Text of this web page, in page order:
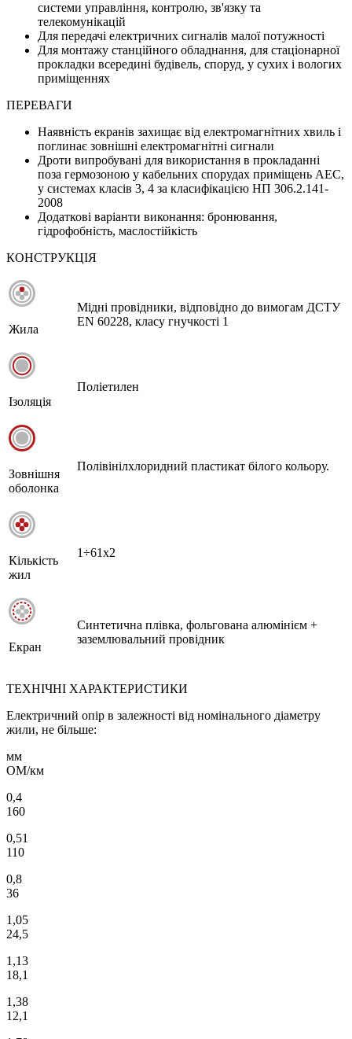
системи управління, контролю, зв'язку та
телекомунікацій
Для передачі електричних сигналів малої потужності
Для монтажу станційного обладнання, для стаціонарної
прокладки всередині будівель, споруд, у сухих і вологих
приміщеннях
ПЕРЕВАГИ
Наявність екранів захищає від електромагнітних хвиль і
поглинає зовнішні електромагнітні сигнали
Дроти випробувані для використання в прокладанні
поза гермозоною у кабельних спорудах приміщень АЕС,
у системах класів 3, 4 за класифікацією НП 306.2.141-
2008
Додаткові варіанти виконання: бронювання,
гідрофобність, маслостійкість
КОНСТРУКЦІЯ
Жила
Мідні провідники, відповідно до вимогам ДСТУ
EN 60228, класу гнучкості 1
Ізоляція
Поліетилен
Зовнішня
оболонка
Полівінілхлоридний пластикат білого кольору.
Кількість
жил
1÷61х2
Екран
Синтетична плівка, фольгована алюмінієм +
заземлювальний провідник
ТЕХНІЧНІ ХАРАКТЕРИСТИКИ
Електричний опір в залежності від номінального діаметру
жили, не більше:
мм
ОМ/км
0,4
160
0,51
110
0,8
36
1,05
24,5
1,13
18,1
1,38
12,1